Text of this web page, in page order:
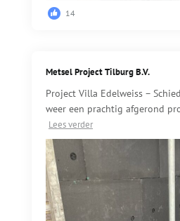
14
Metsel Project Tilburg B.V.️
Project Villa Edelweiss –
weer een prachtig afgerond
Lees verder